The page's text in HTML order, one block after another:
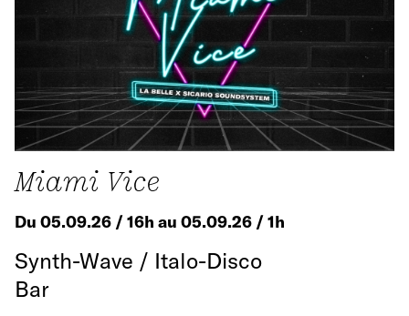
Miami Vice
Du 05.09.26 / 16h au 05.09.26 / 1h
Synth-Wave / Italo-Disco
Bar